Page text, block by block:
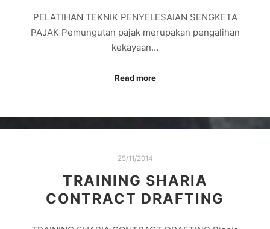
PELATIHAN TEKNIK PENYELESAIAN SENGKETA
PAJAK Pemungutan pajak merupakan pengalihan
kekayaan…
Read more
25/11/2014
TRAINING SHARIA
CONTRACT DRAFTING